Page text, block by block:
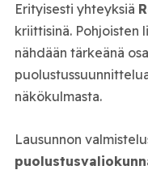
Erityisesti yhteyksiä
kriittisinä. Pohjoisten
nähdään tärkeänä
näkökulmasta.
Lausunnon